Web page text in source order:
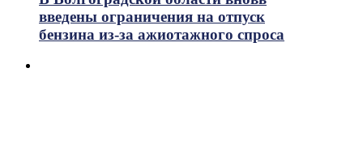
введены ограничения на отпуск
бензина из-за ажиотажного спроса